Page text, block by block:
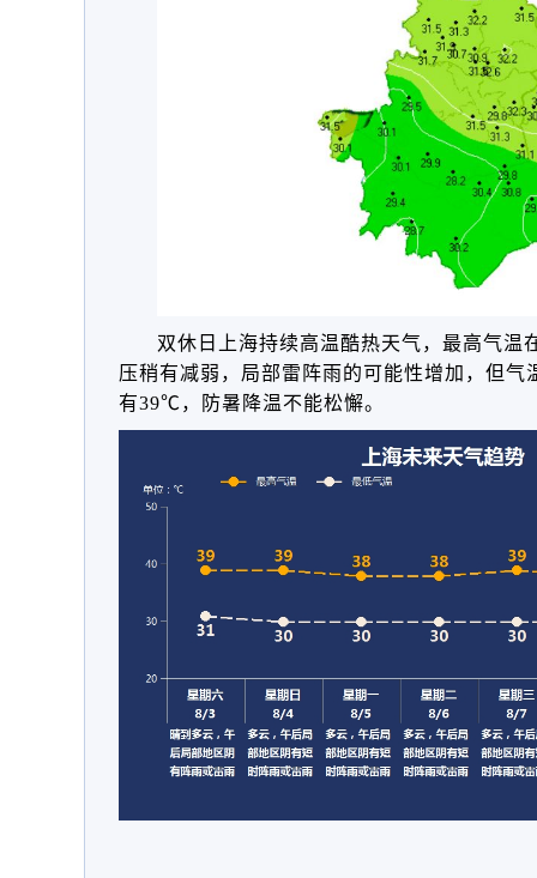
双休日上海持续高温酷热天气，最高气
压稍有减弱，局部雷阵雨的可能性增加，但
有39℃，防暑降温不能松懈。